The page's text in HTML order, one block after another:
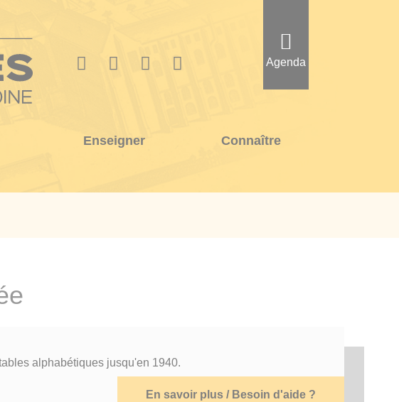
Agenda
Enseigner Connaître
alphabétiques jusqu'en 1940.
En savoir plus / Besoin d'aide ?